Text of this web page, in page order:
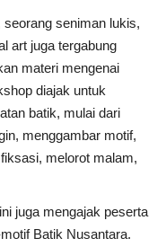
seniman lukis,
art juga tergabung
materi mengenai
diajak untuk
batik, mulai dari
menggambar motif,
melorot malam,
juga mengajak peserta
Batik Nusantara.